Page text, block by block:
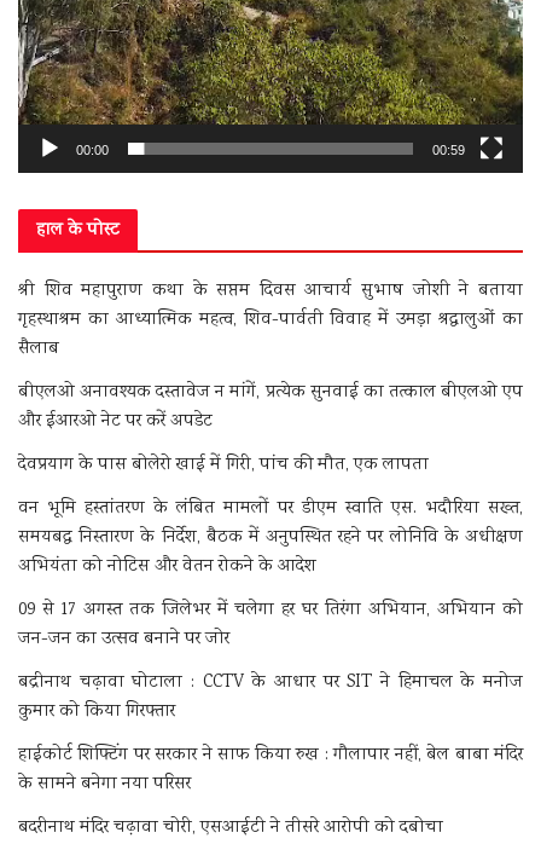
00:00 00:59
हाल के पोस्ट
श्री शिव महापुराण कथा के सप्तम दिवस आचार्य सुभाष जोशी ने बताया
गृहस्थाश्रम का आध्यात्मिक महत्व, शिव-पार्वती विवाह में उमड़ा श्रद्धालुओं का
सैलाब
बीएलओ अनावश्यक दस्तावेज न मांगें, प्रत्येक सुनवाई का तत्काल बीएलओ एप
और ईआरओ नेट पर करें अपडेट
देवप्रयाग के पास बोलेरो खाई में गिरी, पांच की मौत, एक लापता
वन भूमि हस्तांतरण के लंबित मामलों पर डीएम स्वाति एस. भदौरिया सख्त,
समयबद्ध निस्तारण के निर्देश, बैठक में अनुपस्थित रहने पर लोनिवि के अधीक्षण
अभियंता को नोटिस और वेतन रोकने के आदेश
09 से 17 अगस्त तक जिलेभर में चलेगा हर घर तिरंगा अभियान, अभियान को
जन-जन का उत्सव बनाने पर जोर
बद्रीनाथ चढ़ावा घोटाला : CCTV के आधार पर SIT ने हिमाचल के मनोज
कुमार को किया गिरफ्तार
हाईकोर्ट शिफ्टिंग पर सरकार ने साफ किया रुख : गौलापार नहीं, बेल बाबा मंदिर
के सामने बनेगा नया परिसर
बदरीनाथ मंदिर चढ़ावा चोरी, एसआईटी ने तीसरे आरोपी को दबोचा